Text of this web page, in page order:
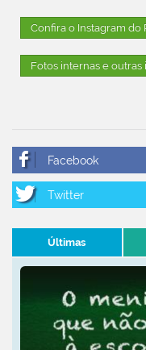
Confira o Instagram do
Fotos internas e outras
Últimas